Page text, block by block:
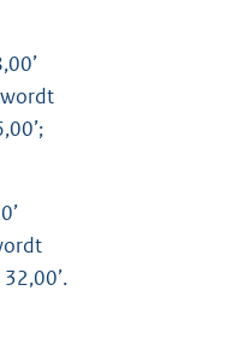
wordt